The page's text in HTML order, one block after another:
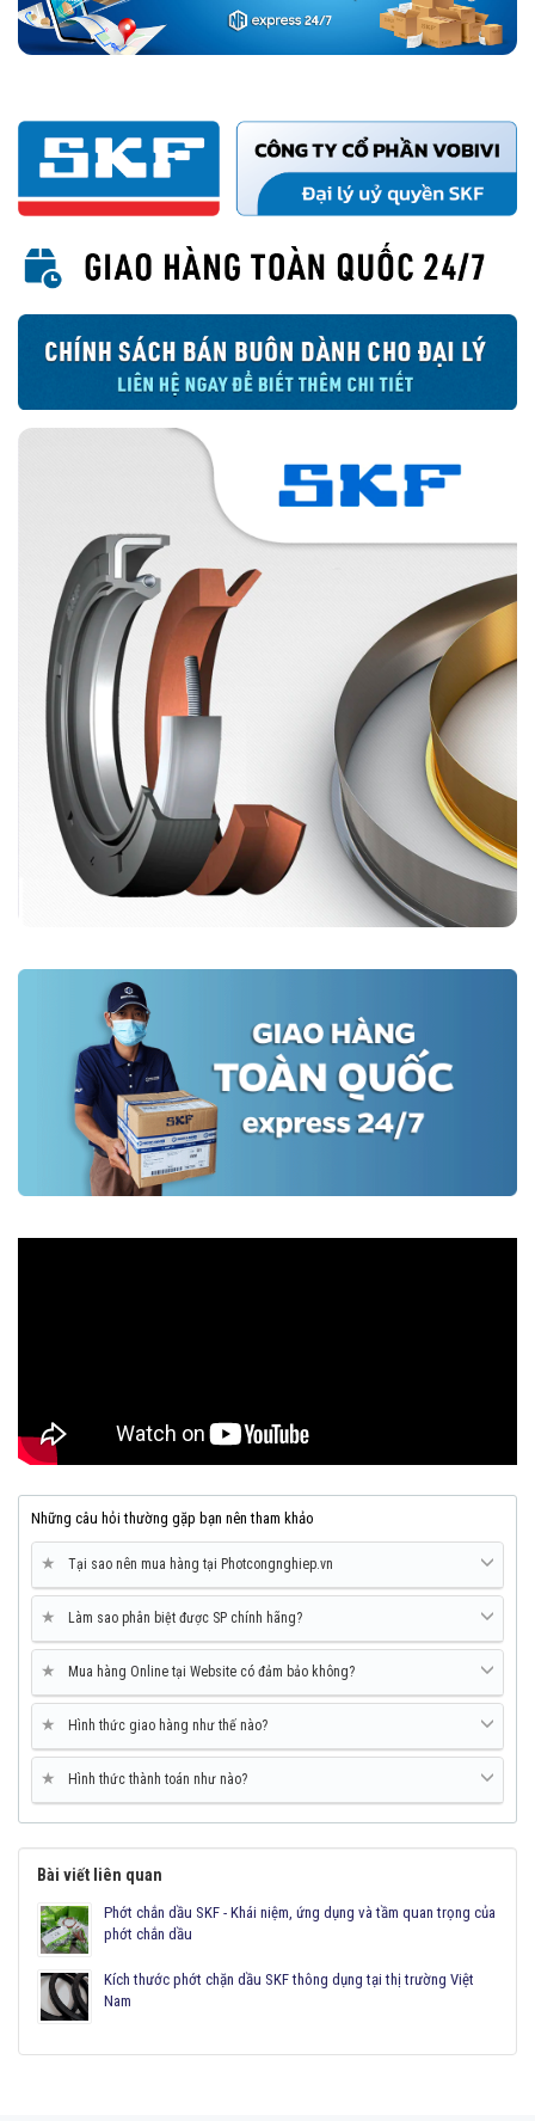
khôi phụ giúp tối ưu khả năng làm kín.
Phớt 35X55X7 HMSA10 RG được làm bằng chất liệu cao su Nitrile
Rubber (NBR) ký hiệu hậu tố RG. Ưu điểm của cao su NBR phải kể
Khả năng chống lão hóa tốt.
Khả năng kéo giãn rất tốt.
Chống mài mòn tốt.
Phớt 35X55X7 HMSA10 RG hoạt động tốt trong điều kiện nhiệt độ
từ -20 độ C đến 200 độ C. Thích hợp với nhiều mô hình sản xuất và
điều kiện máy móc công nghiệp tại Việt Nam.
Mua phớt chắn dầu SKF 35X55X7 HMSA10 RG ở đâu?
Phớt SKF 35X55X7 HMSA10 RG
được phân phối bởi
Photcongnghiep.vn
- Đại lý uỷ quyền chính hãng SKF tại Việt Nam.
Với tồn kho đa dạng, đội ngũ hỗ trợ thường trực 24/7, giao hàng
siêu tốc, chúng tôi tự tin đáp ứng nhu cầu mua hàng của quý khách
hàng nhanh chóng, chính xác nhất.
Nhận tư vấn và đặt mua nhanh phớt chặn dầu SKF 35X55X7
HMSA10 RG:
Đại lý ủy quyền SKF chính hãng tại Việt Nam
Hotline: 0961 633 389​ - 096 1368 566
Những câu hỏi thường gặp bạn nên tham khảo
★ Tại sao nên mua hàng tại Photcongnghiep.vn
★ Làm sao phân biệt được SP chính hãng?
★ Mua hàng Online tại Website có đảm bảo không?
★ Hình thức giao hàng như thế nào?
★ Hình thức thành toán như nào?
Bài viết liên quan
Phớt chắn dầu SKF - Khái niệm, ứng dụng và tầm quan trọng của
phớt chắn dầu
Kích thước phớt chặn dầu SKF thông dụng tại thị trường Việt
Nam